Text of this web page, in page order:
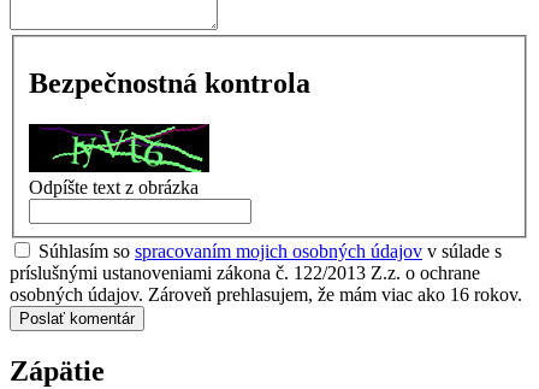
Bezpečnostná kontrola
Odpíšte text z obrázka
Súhlasím so spracovaním mojich osobných údajov v súlade s
príslušnými ustanoveniami zákona č. 122/2013 Z.z. o ochrane
osobných údajov. Zároveň prehlasujem, že mám viac ako 16 rokov.
Poslať komentár
Zápätie